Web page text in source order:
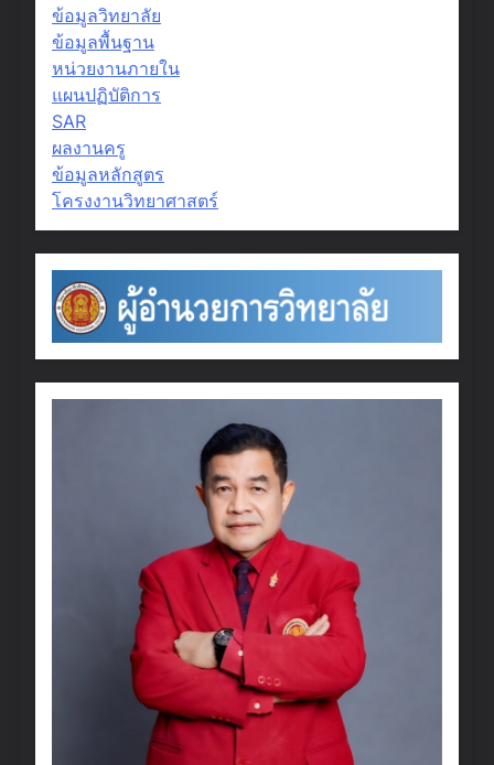
ข้อมูลวิทยาลัย
ข้อมูลพื้นฐาน
หน่วยงานภายใน
แผนปฏิบัติการ
SAR
ผลงานครู
ข้อมูลหลักสูตร
โครงงานวิทยาศาสตร์